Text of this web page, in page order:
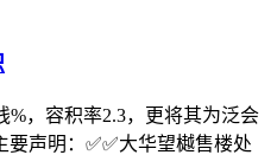
%，容积率2.3，更将其为泛会
主要声明：✅✅大华望樾售楼处